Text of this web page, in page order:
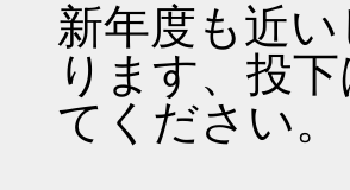
新年度も近
ります、投
てください。